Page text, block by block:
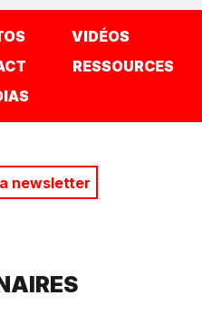
VIDÉOS
RESSOURCES
newsletter